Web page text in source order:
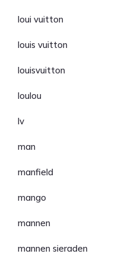
loui vuitton
louis vuitton
louisvuitton
loulou
lv
man
manfield
mango
mannen
mannen sieraden